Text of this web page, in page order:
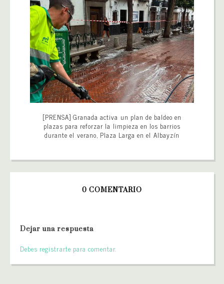
[PRENSA] Granada activa un plan de baldeo en
plazas para reforzar la limpieza en los barrios
durante el verano, Plaza Larga en el Albayzín
0 COMENTARIO
Dejar una respuesta
Debes registrarte para comentar.